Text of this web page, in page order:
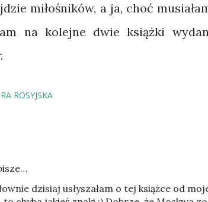
miłośników, a ja, choć
na kolejne dwie książki
.
ROSYJSKA
dzisiaj usłyszałam o tej książce od